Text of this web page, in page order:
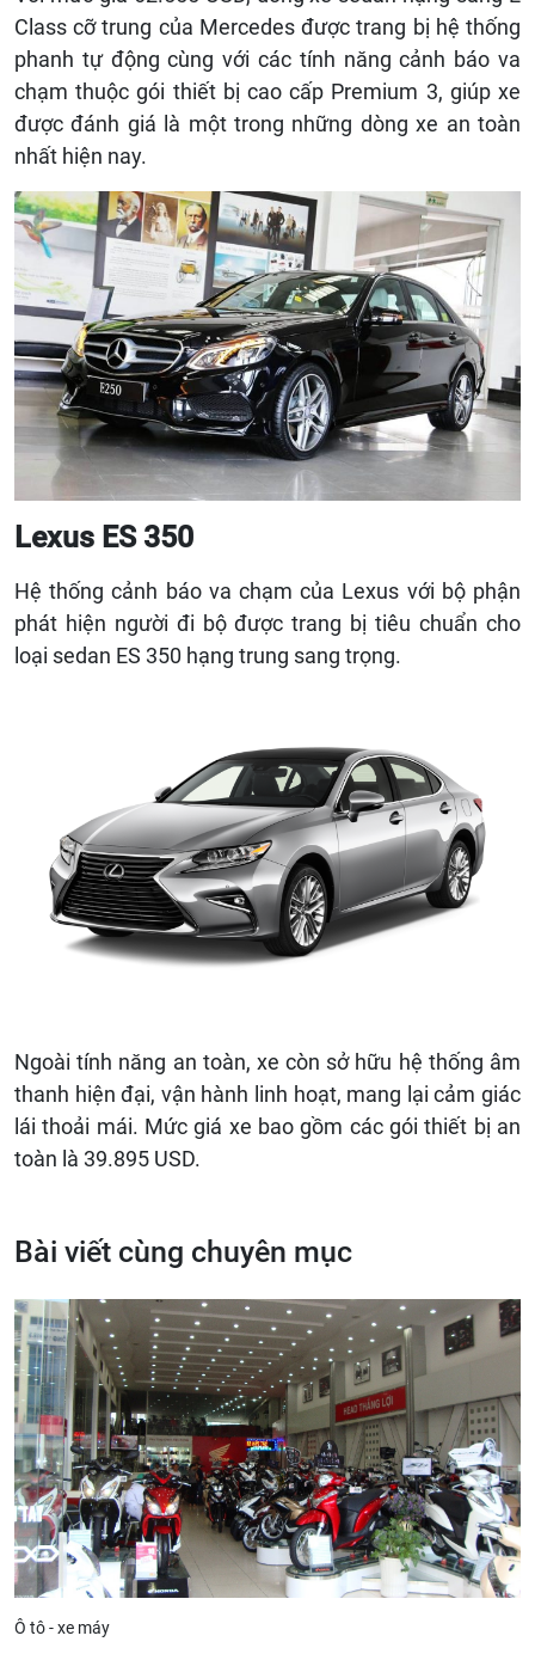
Class cỡ trung của Mercedes được trang bị hệ thống
phanh tự động cùng với các tính năng cảnh báo va
chạm thuộc gói thiết bị cao cấp Premium 3, giúp xe
được đánh giá là một trong những dòng xe an toàn
nhất hiện nay.
Lexus ES 350
Hệ thống cảnh báo va chạm của Lexus với bộ phận
phát hiện người đi bộ được trang bị tiêu chuẩn cho
loại sedan ES 350 hạng trung sang trọng.
Ngoài tính năng an toàn, xe còn sở hữu hệ thống âm
thanh hiện đại, vận hành linh hoạt, mang lại cảm giác
lái thoải mái. Mức giá xe bao gồm các gói thiết bị an
toàn là 39.895 USD.
Bài viết cùng chuyên mục
Ô tô - xe máy